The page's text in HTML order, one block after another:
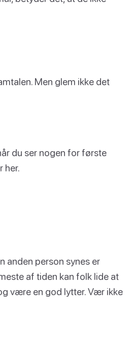
Men glem ikke det
du ser nogen for første
her.
anden person synes er
af tiden kan folk lide at
være en god lytter. Vær ikke